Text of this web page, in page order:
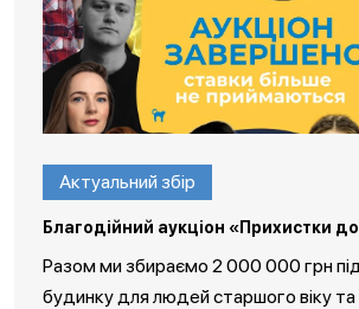
Актуальний збір
Благодійний аукціон «Прихистки
Разом ми збираємо 2 000 000 грн
будинку для людей старшого віку